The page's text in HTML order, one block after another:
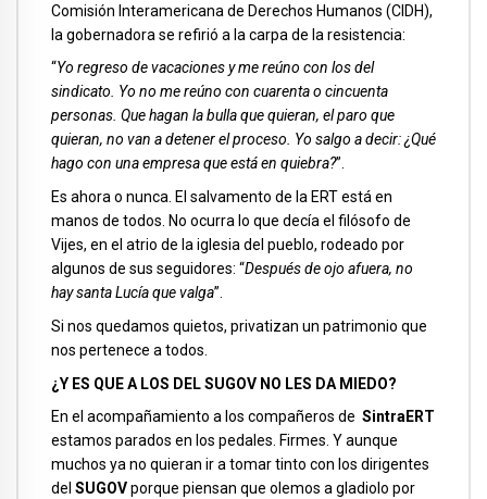
Comisión Interamericana de Derechos Humanos (CIDH),
la gobernadora se refirió a la carpa de la resistencia:
“Yo regreso de vacaciones y me reúno con los del
sindicato. Yo no me reúno con cuarenta o cincuenta
personas. Que hagan la bulla que quieran, el paro que
quieran, no van a detener el proceso. Yo salgo a decir: ¿Qué
hago con una empresa que está en quiebra?”.
Es ahora o nunca. El salvamento de la ERT está en
manos de todos. No ocurra lo que decía el filósofo de
Vijes, en el atrio de la iglesia del pueblo, rodeado por
algunos de sus seguidores: “Después de ojo afuera, no
hay santa Lucía que valga”.
Si nos quedamos quietos, privatizan un patrimonio que
nos pertenece a todos.
¿Y ES QUE A LOS DEL SUGOV NO LES DA MIEDO?
En el acompañamiento a los compañeros de SintraERT
estamos parados en los pedales. Firmes. Y aunque
muchos ya no quieran ir a tomar tinto con los dirigentes
del SUGOVporque piensan que olemos a gladiolo por